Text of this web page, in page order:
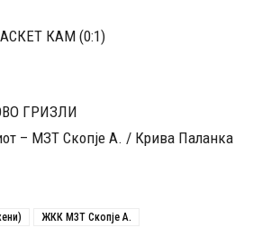
КАМ (0:1)
ГРИЗЛИ
– МЗТ Скопје А. / Крива Паланка
ЖКК МЗТ Скопје А.